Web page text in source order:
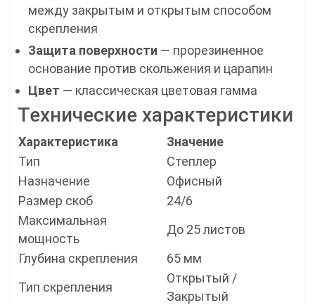
между закрытым и открытым способом
скрепления
Защита поверхности — прорезиненное
основание против скольжения и царапин
Цвет — классическая цветовая гамма
Технические характеристики
Характеристика
Значение
Тип
Степлер
Назначение
Офисный
Размер скоб
24/6
Максимальная
мощность
До 25 листов
Глубина скрепления
65 мм
Тип скрепления
Открытый /
Закрытый